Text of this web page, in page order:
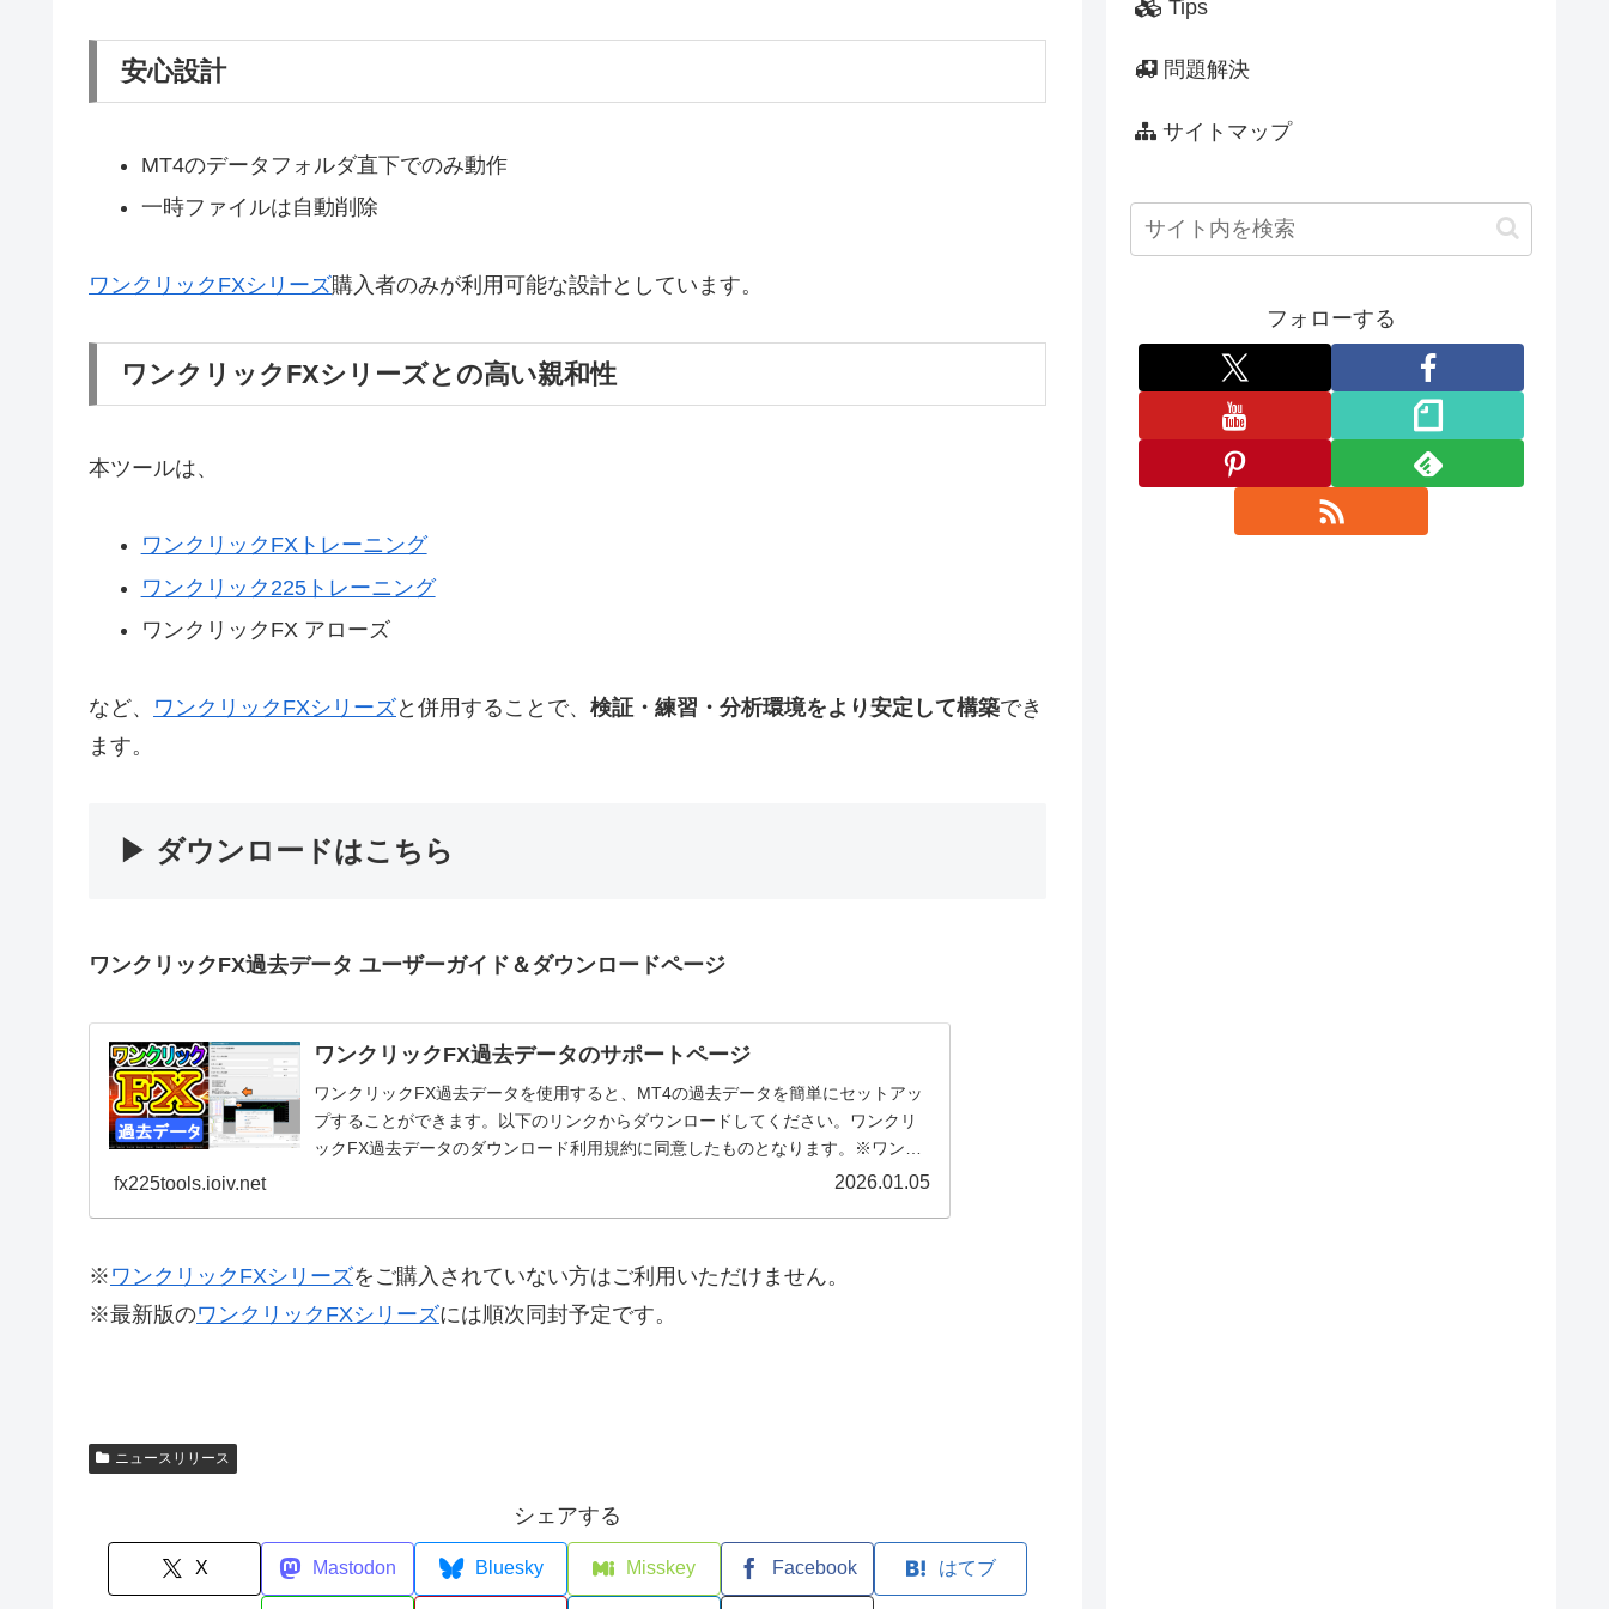
安心設計
MT4のデータフォルダ直下でのみ動作
一時ファイルは自動削除
ワンクリックFXシリーズ購入者のみが利用可能な設計としています。
ワンクリックFXシリーズとの高い親和性
本ツールは、
ワンクリックFXトレーニング
ワンクリック225トレーニング
ワンクリックFX アローズ
など、 ワンクリックFXシリーズと併用することで、 検証・練習・分析環境をより安定して構築でき
ます。
▶ ダウンロードはこちら
ワンクリックFX過去データ ユーザーガイド＆ダウンロードページ
ワンクリックFX過去データのサポートページ
ワンクリックFX過去データを使用すると、MT4の過去データを簡単にセットアッ
プすることができます。以下のリンクからダウンロードしてください。ワンクリ
ックFX過去データのダウンロード利用規約に同意したものとなります。※ワンク
fx225tools.ioiv.net 2026.01.05
※ ワンクリックFXシリーズをご購入されていない方はご利用いただけません。
※最新版のワンクリックFXシリーズには順次同封予定です。
ニュースリリース
シェアする
X Mastodon Bluesky Misskey Facebook はてブ
Tips
問題解決
サイトマップ
フォローする